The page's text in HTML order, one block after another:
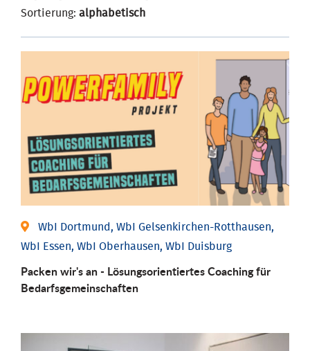
Sortierung: alphabetisch
WbI Dortmund, WbI Gelsenkirchen-Rotthausen,
WbI Essen, WbI Oberhausen, WbI Duisburg
Packen wir's an - Lösungsorientiertes Coaching für
Bedarfsgemeinschaften